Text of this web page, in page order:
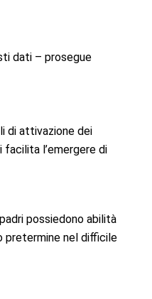
dati – prosegue
di attivazione dei
l’emergere di
possiedono abilità
pretermine nel difficile